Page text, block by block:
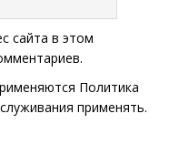
сайта в этом
Политика
применять.